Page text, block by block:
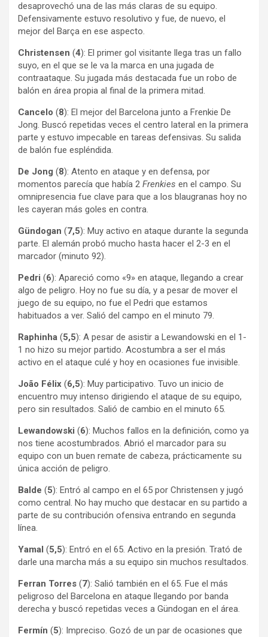
desaprovechó una de las más claras de su equipo.
Defensivamente estuvo resolutivo y fue, de nuevo, el
mejor del Barça en ese aspecto.
Christensen (4): El primer gol visitante llega tras un fallo
suyo, en el que se le va la marca en una jugada de
contraataque. Su jugada más destacada fue un robo de
balón en área propia al final de la primera mitad.
Cancelo (8): El mejor del Barcelona junto a Frenkie De
Jong. Buscó repetidas veces el centro lateral en la primera
parte y estuvo impecable en tareas defensivas. Su salida
de balón fue espléndida.
De Jong (8): Atento en ataque y en defensa, por
momentos parecía que había 2 Frenkies en el campo. Su
omnipresencia fue clave para que a los blaugranas hoy no
les cayeran más goles en contra.
Gündogan (7,5): Muy activo en ataque durante la segunda
parte. El alemán probó mucho hasta hacer el 2-3 en el
marcador (minuto 92).
Pedri (6): Apareció como «9» en ataque, llegando a crear
algo de peligro. Hoy no fue su día, y a pesar de mover el
juego de su equipo, no fue el Pedri que estamos
habituados a ver. Salió del campo en el minuto 79.
Raphinha (5,5): A pesar de asistir a Lewandowski en el 1-
1 no hizo su mejor partido. Acostumbra a ser el más
activo en el ataque culé y hoy en ocasiones fue invisible.
João Félix (6,5): Muy participativo. Tuvo un inicio de
encuentro muy intenso dirigiendo el ataque de su equipo,
pero sin resultados. Salió de cambio en el minuto 65.
Lewandowski (6): Muchos fallos en la definición, como ya
nos tiene acostumbrados. Abrió el marcador para su
equipo con un buen remate de cabeza, prácticamente su
única acción de peligro.
Balde (5): Entró al campo en el 65 por Christensen y jugó
como central. No hay mucho que destacar en su partido a
parte de su contribución ofensiva entrando en segunda
línea.
Yamal (5,5): Entró en el 65. Activo en la presión. Trató de
darle una marcha más a su equipo sin muchos resultados.
Ferran Torres (7): Salió también en el 65. Fue el más
peligroso del Barcelona en ataque llegando por banda
derecha y buscó repetidas veces a Gündogan en el área.
Fermín (5): Impreciso. Gozó de un par de ocasiones que